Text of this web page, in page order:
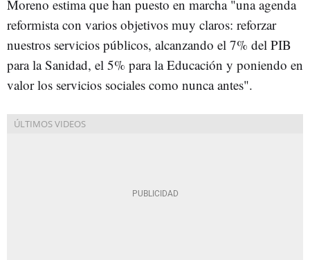
Moreno estima que han puesto en marcha "una agenda
reformista con varios objetivos muy claros: reforzar
nuestros servicios públicos, alcanzando el 7% del PIB
para la Sanidad, el 5% para la Educación y poniendo en
valor los servicios sociales como nunca antes".